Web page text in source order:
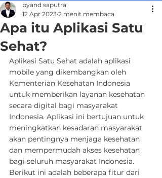
Apa itu Aplikasi Satu
Sehat?
pyand saputra
12 Apr 2023 2 menit membaca
Aplikasi Satu Sehat adalah aplikasi
mobile yang dikembangkan oleh
Kementerian Kesehatan Indonesia
untuk memberikan layanan kesehatan
secara digital bagi masyarakat
Indonesia. Aplikasi ini bertujuan untuk
meningkatkan kesadaran masyarakat
akan pentingnya menjaga kesehatan
dan mempermudah akses kesehatan
bagi seluruh masyarakat Indonesia.
Berikut ini adalah beberapa fitur dari